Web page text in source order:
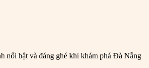
nổi bật và đáng ghé khi khám phá Đà Nẵng